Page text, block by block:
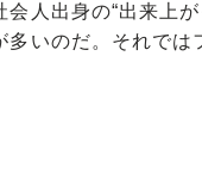
人出身の“出来上
いのだ。それでは